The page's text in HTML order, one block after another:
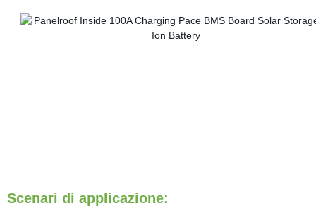
Scenari di applicazione: